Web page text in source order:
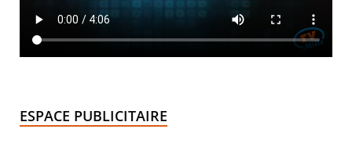
ESPACE PUBLICITAIRE